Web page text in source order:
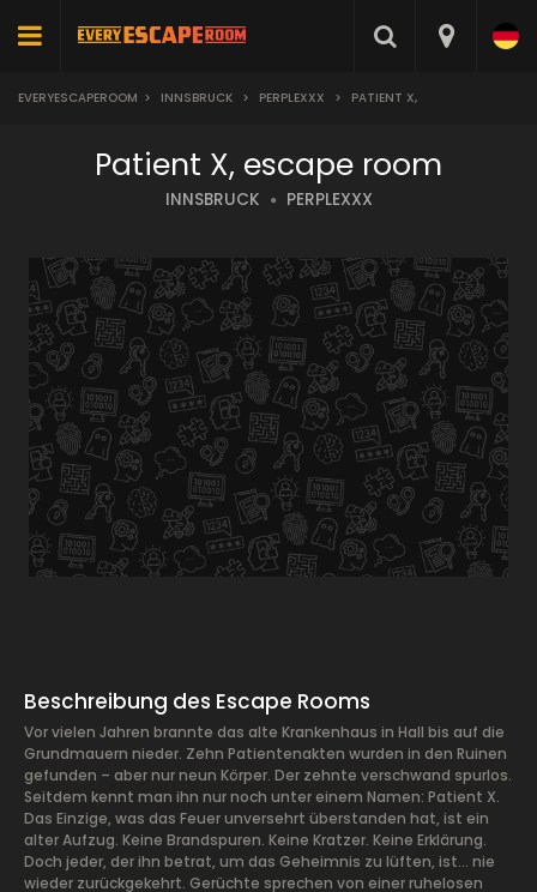
EVERYESCAPEROOM > INNSBRUCK > PERPLEXXX > PATIENT X,
Patient X, escape room
INNSBRUCK PERPLEXXX
Beschreibung des Escape Rooms
Vor vielen Jahren brannte das alte Krankenhaus in Hall bis auf die
Grundmauern nieder. Zehn Patientenakten wurden in den Ruinen
gefunden – aber nur neun Körper. Der zehnte verschwand spurlos.
Seitdem kennt man ihn nur noch unter einem Namen: Patient X.
Das Einzige, was das Feuer unversehrt überstanden hat, ist ein
alter Aufzug. Keine Brandspuren. Keine Kratzer. Keine Erklärung.
Doch jeder, der ihn betrat, um das Geheimnis zu lüften, ist… nie
wieder zurückgekehrt. Gerüchte sprechen von einer ruhelosen